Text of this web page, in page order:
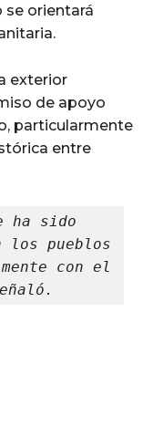
se orientará
exterior
de apoyo
particularmente
entre
ha sido
pueblos
con el